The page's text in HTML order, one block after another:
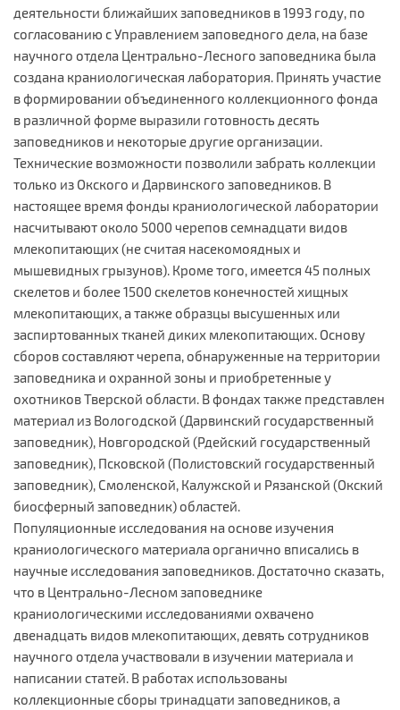
деятельности ближайших заповедников в 1993 году, по
согласованию с Управлением заповедного дела, на базе
научного отдела Центрально-Лесного заповедника была
создана краниологическая лаборатория. Принять участие
в формировании объединенного коллекционного фонда
в различной форме выразили готовность десять
заповедников и некоторые другие организации.
Технические возможности позволили забрать коллекции
только из Окского и Дарвинского заповедников. В
настоящее время фонды краниологической лаборатории
насчитывают около 5000 черепов семнадцати видов
млекопитающих (не считая насекомоядных и
мышевидных грызунов). Кроме того, имеется 45 полных
скелетов и более 1500 скелетов конечностей хищных
млекопитающих, а также образцы высушенных или
заспиртованных тканей диких млекопитающих. Основу
сборов составляют черепа, обнаруженные на территории
заповедника и охранной зоны и приобретенные у
охотников Тверской области. В фондах также представлен
материал из Вологодской (Дарвинский государственный
заповедник), Новгородской (Рдейский государственный
заповедник), Псковской (Полистовский государственный
заповедник), Смоленской, Калужской и Рязанской (Окский
биосферный заповедник) областей.
Популяционные исследования на основе изучения
краниологического материала органично вписались в
научные исследования заповедников. Достаточно сказать,
что в Центрально-Лесном заповеднике
краниологическими исследованиями охвачено
двенадцать видов млекопитающих, девять сотрудников
научного отдела участвовали в изучении материала и
написании статей. В работах использованы
коллекционные сборы тринадцати заповедников, а